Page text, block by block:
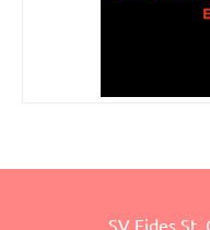
SV Fides St.